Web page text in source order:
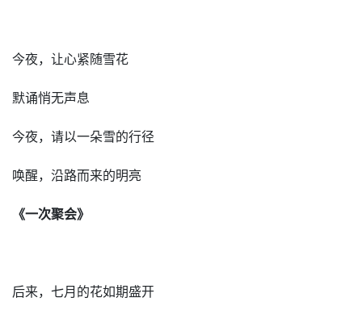
今夜，让心紧随雪花
默诵悄无声息
今夜，请以一朵雪的行径
唤醒，沿路而来的明亮
《一次聚会》
后来，七月的花如期盛开